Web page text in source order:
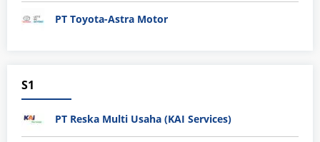
PT Toyota-Astra Motor
S1
PT Reska Multi Usaha (KAI Services)